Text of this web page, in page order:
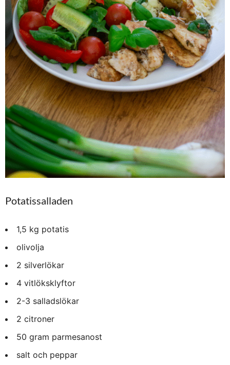
Potatissalladen
1,5 kg potatis
olivolja
2 silverlökar
4 vitlöksklyftor
2-3 salladslökar
2 citroner
50 gram parmesanost
salt och peppar